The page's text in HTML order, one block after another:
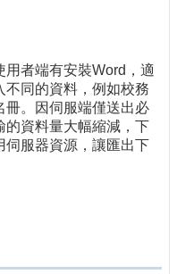
者端有安裝Word，適
不同的資料，例如校務
冊。因伺服端僅送出必
的資料量大幅縮減，下
伺服器資源，讓匯出下